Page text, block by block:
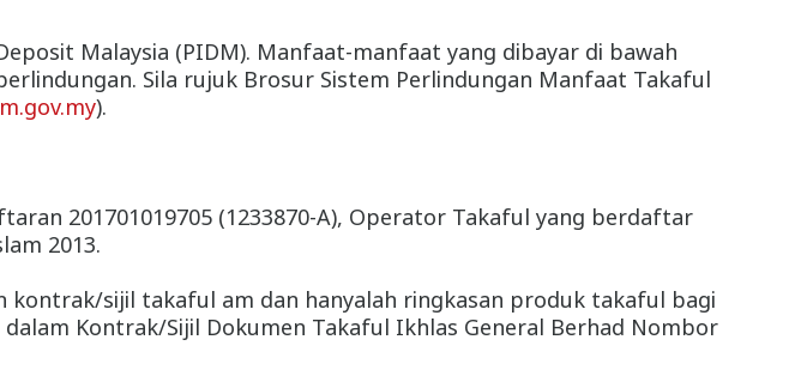
Malaysia (PIDM). Manfaat-manfaat yang dibayar di bawah
Sila rujuk Brosur Sistem Perlindungan Manfaat Takaful
).
201701019705 (1233870-A), Operator Takaful yang berdaftar
2013.
sijil takaful am dan hanyalah ringkasan produk takaful bagi
Kontrak/Sijil Dokumen Takaful Ikhlas General Berhad Nombor